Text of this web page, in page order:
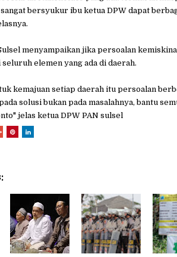
bersyukur ibu ketua DPW dapat
menyampaikan jika persoalan
elemen yang ada di daerah.
kemajuan setiap daerah itu persoalan
solusi bukan pada masalahnya, bantu
jelas ketua DPW PAN sulsel